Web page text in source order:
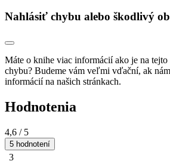
Nahlásiť chybu alebo škodlivý
Máte o knihe viac informácií ako je na tejto
chybu? Budeme vám veľmi vďační, ak
informácií na našich stránkach.
Hodnotenia
4,6 / 5
5 hodnotení
3